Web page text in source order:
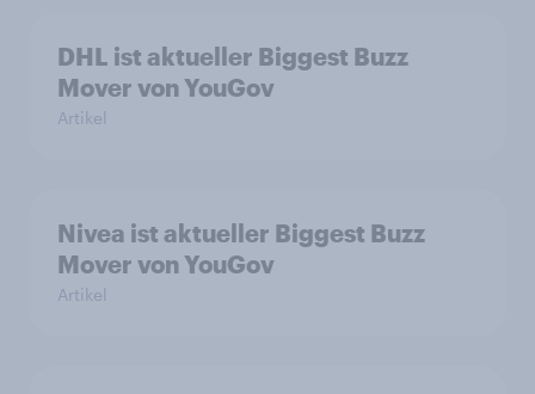
DHL ist aktueller Biggest Buzz
Mover von YouGov
Artikel
Nivea ist aktueller Biggest Buzz
Mover von YouGov
Artikel